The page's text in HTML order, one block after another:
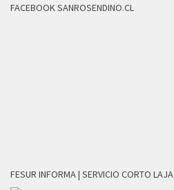
FACEBOOK SANROSENDINO.CL
FESUR INFORMA | SERVICIO CORTO LAJA